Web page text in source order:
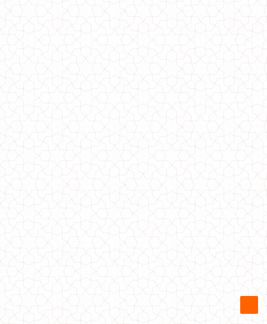
Літнє жіноче плаття в великий горох з поясом
500.00грн.
Жіноче літнє плаття в полоску з відкритими плечима
600.00грн.
Жіноче літнє полосате плаття із топом
540.00грн.